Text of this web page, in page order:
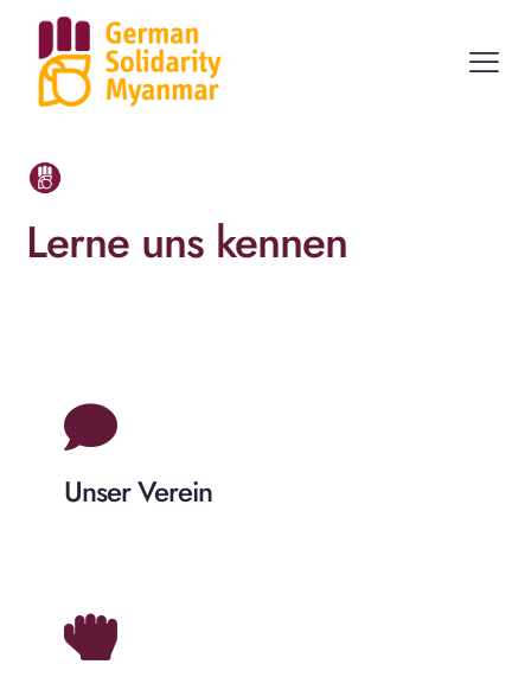
Lerne uns kennen
Unser Verein